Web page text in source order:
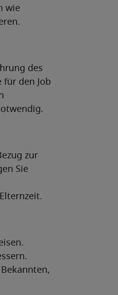
wie
des
den Job
zur
Sie